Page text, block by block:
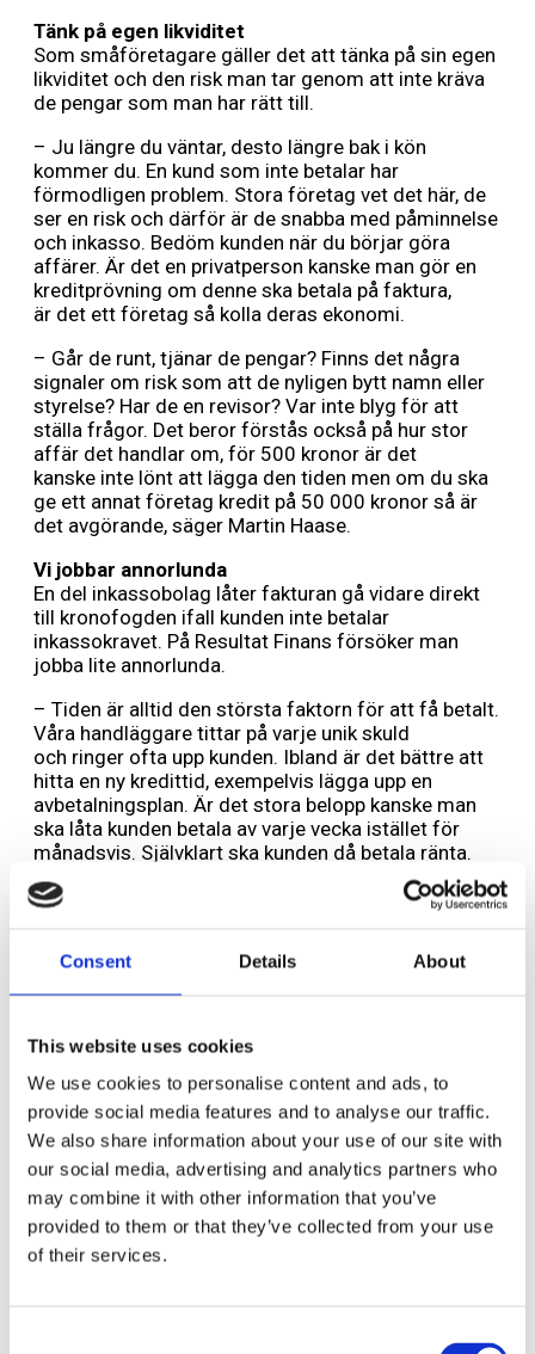
Consent Details About
This website uses cookies
We use cookies to personalise content and ads, to
provide social media features and to analyse our traffic.
We also share information about your use of our site with
our social media, advertising and analytics partners who
may combine it with other information that you’ve
provided to them or that they’ve collected from your use
of their services.
Tänk på egen likviditet
Som småföretagare gäller det att tänka på sin egen
likviditet och den risk man tar genom att inte kräva
de pengar som man har rätt till.
– Ju längre du väntar, desto längre bak i kön
kommer du. En kund som inte betalar har
förmodligen problem. Stora företag vet det här, de
ser en risk och därför är de snabba med påminnelse
och inkasso. Bedöm kunden när du börjar göra
affärer. Är det en privatperson kanske man gör en
kreditprövning om denne ska betala på faktura,
är det ett företag så kolla deras ekonomi.
– Går de runt, tjänar de pengar? Finns det några
signaler om risk som att de nyligen bytt namn eller
styrelse? Har de en revisor? Var inte blyg för att
ställa frågor. Det beror förstås också på hur stor
affär det handlar om, för 500 kronor är det
kanske inte lönt att lägga den tiden men om du ska
ge ett annat företag kredit på 50 000 kronor så är
det avgörande, säger Martin Haase.
Vi jobbar annorlunda
En del inkassobolag låter fakturan gå vidare direkt
till kronofogden ifall kunden inte betalar
inkassokravet. På Resultat Finans försöker man
jobba lite annorlunda.
– Tiden är alltid den största faktorn för att få betalt.
Våra handläggare tittar på varje unik skuld
och ringer ofta upp kunden. Ibland är det bättre att
hitta en ny kredittid, exempelvis lägga upp en
avbetalningsplan. Är det stora belopp kanske man
ska låta kunden betala av varje vecka istället för
månadsvis. Självklart ska kunden då betala ränta.
– Det är du som ligger ute med pengar och agerar
jobbar lösningsorienterat. Risken är ju annars att
kunden struntar i din faktura och beställer från en ny
prioritera då?
Tre bra tips för att få betalt i tid
• Fakturera till rätt företag eller person,
ha organisationsnummer eller personnummer
på fakturan. Få med projektnummer, referens
etc.
om de har ett flöde där du vet att fakturan går